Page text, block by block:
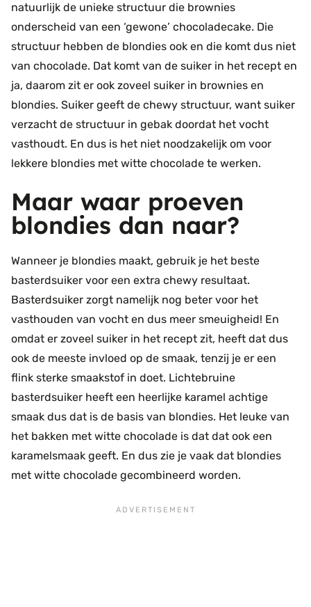
natuurlijk de unieke structuur die brownies
onderscheid van een ‘gewone’ chocoladecake. Die
structuur hebben de blondies ook en die komt dus niet
van chocolade. Dat komt van de suiker in het recept en
ja, daarom zit er ook zoveel suiker in brownies en
blondies. Suiker geeft de chewy structuur, want suiker
verzacht de structuur in gebak doordat het vocht
vasthoudt. En dus is het niet noodzakelijk om voor
lekkere blondies met witte chocolade te werken.
Maar waar proeven
blondies dan naar?
Wanneer je blondies maakt, gebruik je het beste
basterdsuiker voor een extra chewy resultaat.
Basterdsuiker zorgt namelijk nog beter voor het
vasthouden van vocht en dus meer smeuigheid! En
omdat er zoveel suiker in het recept zit, heeft dat dus
ook de meeste invloed op de smaak, tenzij je er een
flink sterke smaakstof in doet. Lichtebruine
basterdsuiker heeft een heerlijke karamel achtige
smaak dus dat is de basis van blondies. Het leuke van
het bakken met witte chocolade is dat dat ook een
karamelsmaak geeft. En dus zie je vaak dat blondies
met witte chocolade gecombineerd worden.